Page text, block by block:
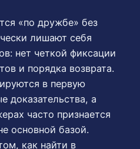
«по дружбе» без
лишают себя
нет четкой фиксации
и порядка возврата.
в первую
доказательства, а
часто признается
основной базой.
как найти в